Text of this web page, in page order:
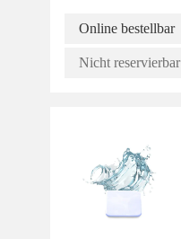
Online bestellbar
Nicht reservierbar